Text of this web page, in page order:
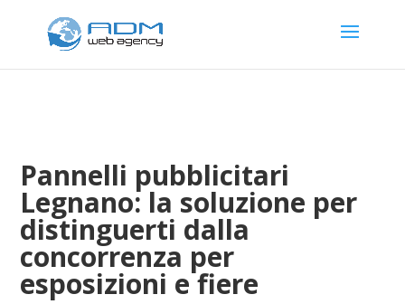
Pannelli pubblicitari
Legnano: la soluzione per
distinguerti dalla
concorrenza per
esposizioni e fiere